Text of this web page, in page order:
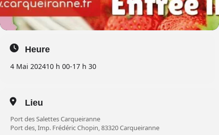
Heure
4 Mai 202410 h 00-17 h 30
Lieu
Port des Salettes Carqueiranne
Port des, Imp. Frédéric Chopin, 83320 Carqueiranne